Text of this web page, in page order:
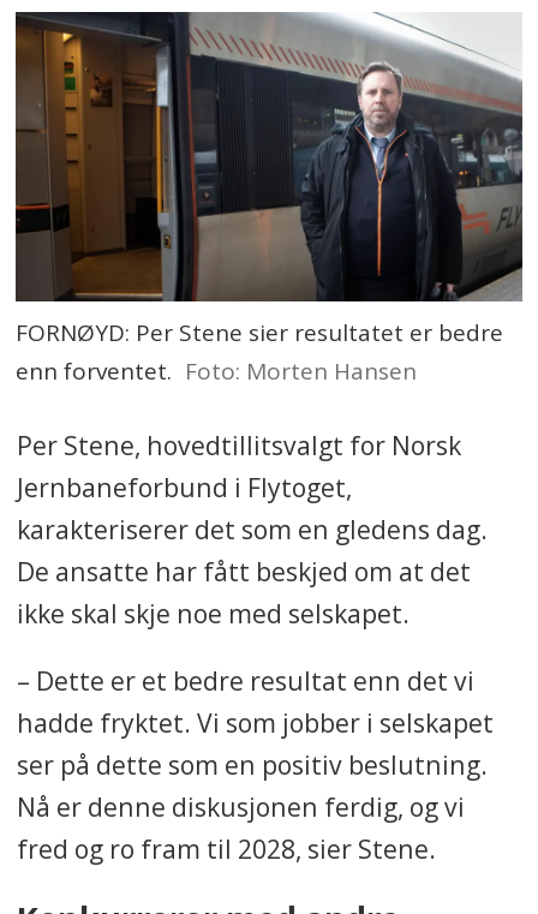
FORNØYD: Per Stene sier resultatet er bedre
enn forventet. Foto: Morten Hansen
Per Stene, hovedtillitsvalgt for Norsk
Jernbaneforbund i Flytoget,
karakteriserer det som en gledens dag.
De ansatte har fått beskjed om at det
ikke skal skje noe med selskapet.
– Dette er et bedre resultat enn det vi
hadde fryktet. Vi som jobber i selskapet
ser på dette som en positiv beslutning.
Nå er denne diskusjonen ferdig, og vi
fred og ro fram til 2028, sier Stene.